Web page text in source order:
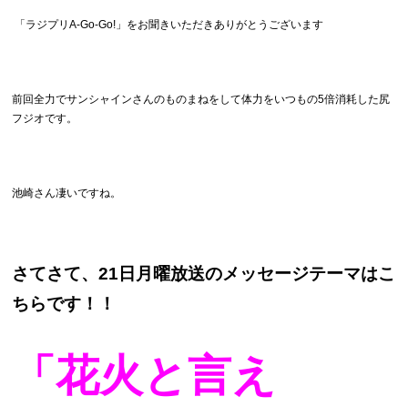
「ラジプリA-Go-Go!」をお聞きいただきありがとうございます
前回全力でサンシャインさんのものまねをして体力をいつもの5倍消耗した尻
フジオです。
池崎さん凄いですね。
さてさて、21日月曜放送のメッセージテーマはこ
ちらです！！
「花火と言え